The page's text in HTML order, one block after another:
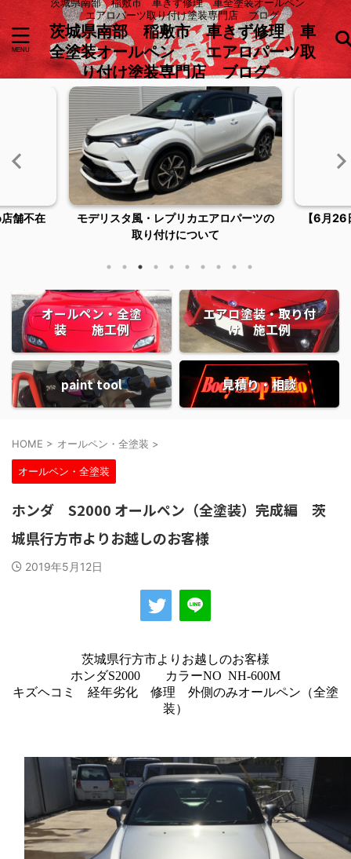
エアロパーツ取り付け塗装専門店 ブログ
茨城県南部 稲敷市 車きず修理 車
全塗装オールペン エアロパーツ取
り付け塗装専門店 ブログ
ーツの
【6月26日臨時休業およびご来店につい
てのお知らせ】
稲敷市
オールペン・全塗
装 施工例
エアロ塗装・取り付
け 施工例
paint tool 見積り・相談
HOME > オールペン・全塗装 >
オールペン・全塗装
ホンダ S2000 オールペン（全塗装）完成編 茨
城県行方市よりお越しのお客様
2019年5月12日
茨城県行方市よりお越しのお客様
ホンダS2000 カラーNO NH-600M
キズヘコミ 経年劣化 修理 外側のみオールペン（全塗
装）